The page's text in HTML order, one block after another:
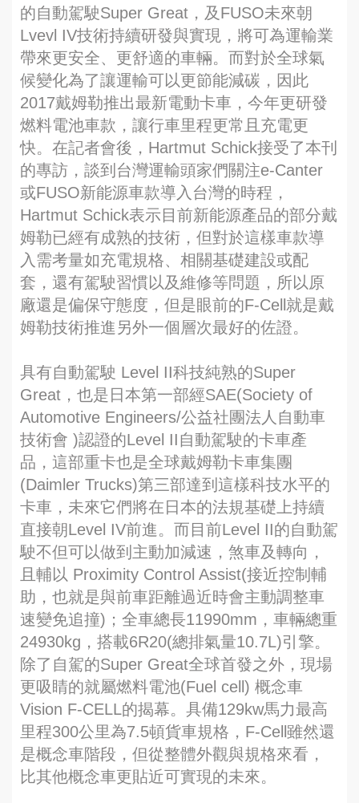
的自動駕駛Super Great，及FUSO未來朝
Lvevl IV技術持續研發與實現，將可為運輸業
帶來更安全、更舒適的車輛。而對於全球氣
候變化為了讓運輸可以更節能減碳，因此
2017戴姆勒推出最新電動卡車，今年更研發
燃料電池車款，讓行車里程更常且充電更
快。在記者會後，Hartmut Schick接受了本刊
的專訪，談到台灣運輸頭家們關注e-Canter
或FUSO新能源車款導入台灣的時程，
Hartmut Schick表示目前新能源產品的部分戴
姆勒已經有成熟的技術，但對於這樣車款導
入需考量如充電規格、相關基礎建設或配
套，還有駕駛習慣以及維修等問題，所以原
廠還是偏保守態度，但是眼前的F-Cell就是戴
姆勒技術推進另外一個層次最好的佐證。
具有自動駕駛 Level II科技純熟的Super
Great，也是日本第一部經SAE(Society of
Automotive Engineers/公益社團法人自動車
技術會 )認證的Level II自動駕駛的卡車產
品，這部重卡也是全球戴姆勒卡車集團
(Daimler Trucks)第三部達到這樣科技水平的
卡車，未來它們將在日本的法規基礎上持續
直接朝Level IV前進。而目前Level II的自動駕
駛不但可以做到主動加減速，煞車及轉向，
且輔以 Proximity Control Assist(接近控制輔
助，也就是與前車距離過近時會主動調整車
速變免追撞)；全車總長11990mm，車輛總重
24930kg，搭載6R20(總排氣量10.7L)引擎。
除了自駕的Super Great全球首發之外，現場
更吸睛的就屬燃料電池(Fuel cell) 概念車
Vision F-CELL的揭幕。具備129kw馬力最高
里程300公里為7.5頓貨車規格，F-Cell雖然還
是概念車階段，但從整體外觀與規格來看，
比其他概念車更貼近可實現的未來。